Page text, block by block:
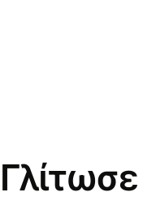
Γλίτωσε